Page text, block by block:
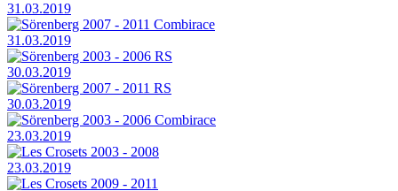
31.03.2019
Sörenberg 2007 - 2011 Combirace
31.03.2019
Sörenberg 2003 - 2006 RS
30.03.2019
Sörenberg 2007 - 2011 RS
30.03.2019
Sörenberg 2003 - 2006 Combirace
23.03.2019
Les Crosets 2003 - 2008
23.03.2019
Les Crosets 2009 - 2011